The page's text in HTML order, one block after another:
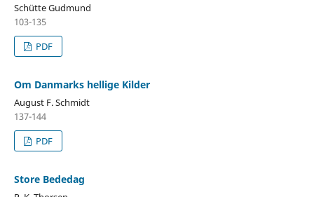
Schütte Gudmund
103-135
PDF
Om Danmarks hellige Kilder
August F. Schmidt
137-144
PDF
Store Bededag